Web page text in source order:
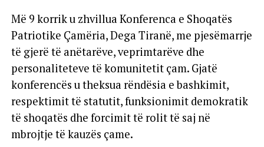
Më 9 korrik u zhvillua Konferenca e Shoqatës
Patriotike Çamëria, Dega Tiranë, me pjesëmarrje
të gjerë të anëtarëve, veprimtarëve dhe
personaliteteve të komunitetit çam. Gjatë
konferencës u theksua rëndësia e bashkimit,
respektimit të statutit, funksionimit demokratik
të shoqatës dhe forcimit të rolit të saj në
mbrojtje të kauzës çame.